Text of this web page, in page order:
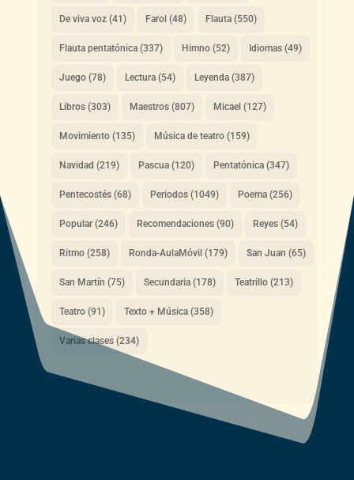
De viva voz(41) Farol (48) Flauta(550)
Flauta pentatónica(337) Himno(52) Idiomas(49)
Juego(78) Lectura(54) Leyenda(387)
Libros(303) Maestros(807) Micael (127)
Movimiento(135) Música de teatro(159)
Navidad (219) Pascua(120) Pentatónica(347)
Pentecostés(68) Periodos(1049) Poema(256)
Popular(246) Recomendaciones(90) Reyes(54)
Ritmo(258) Ronda-AulaMóvil (179) San Juan (65)
San Martín (75) Secundaria(178) Teatrillo(213)
Teatro(91) Texto + Música(358)
Varias clases(234)